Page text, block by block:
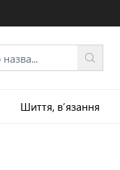
Шиття, в’язання